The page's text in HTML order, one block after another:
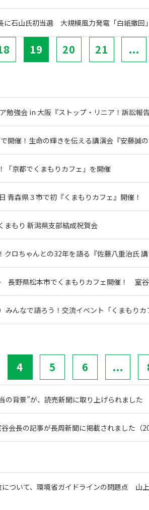
に石山氏初当選 大規模風力発電「白紙撤回
19 20 21 ...
勉強会 in 大阪『ストップ・リニア！訴訟報
開催！生命の輝きを伝える講演会『安藤誠
「京都でくまもりカフェ」を開催
青森県３市で初『くまもりカフェ』開催！
まもり 新潟県支部結成祝賀会
クロちゃんとの32年を語る『佐藤八重治氏
長野県松本市でくまもりカフェ開催！ 室
みんなで語ろう！交流イベント「くまもり
4 5 6 ...
の背景”が、読売新聞に取り上げられました
谷会長の記事が長周新聞に掲載されました（
について、環境省ガイドラインの問題点 山